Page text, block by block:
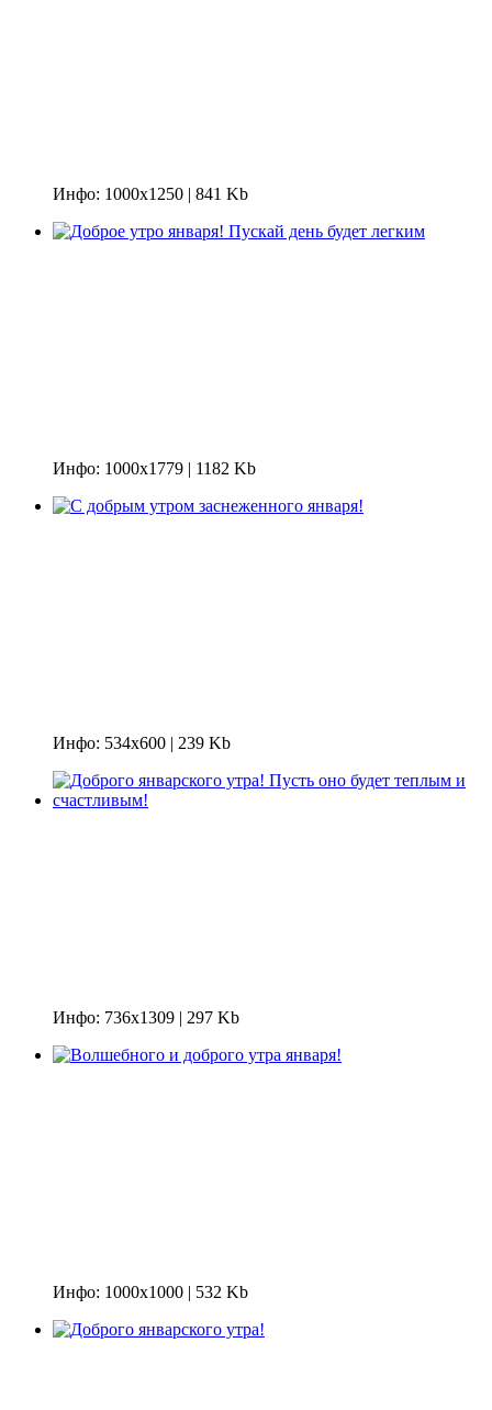
Инфо: 1000х1250 | 841 Kb
Инфо: 1000х1779 | 1182 Kb
Инфо: 534х600 | 239 Kb
Инфо: 736х1309 | 297 Kb
Инфо: 1000х1000 | 532 Kb